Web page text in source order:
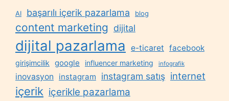
AI başarılı içerik pazarlama blog
content marketing dijital
dijital pazarlama e-ticaret facebook
girişimcilik google influencer marketing infografik
inovasyon instagram instagram satış internet
içerik içerikle pazarlama